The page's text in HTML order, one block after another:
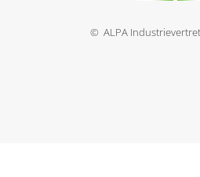
© ALPA